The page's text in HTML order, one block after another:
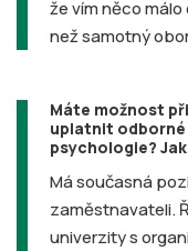
že vím něco
než samotný
Máte možnost
uplatnit
psychologie?
Má současná
zaměstnavateli.
univerzity s